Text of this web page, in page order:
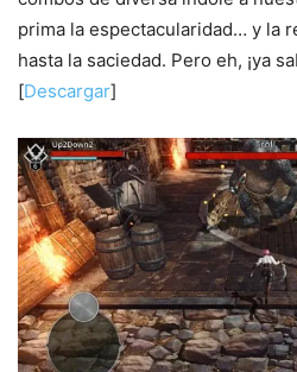
prima la espectacularidad… y la
hasta la saciedad. Pero eh, ¡ya
[Descargar]